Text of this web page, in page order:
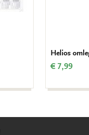
Helios
€ 7,99